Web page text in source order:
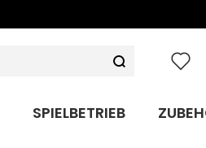
SPIELBETRIEB